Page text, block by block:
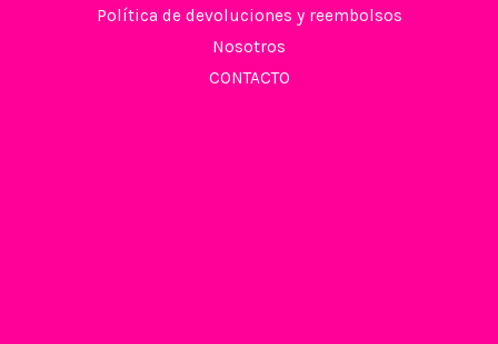
Política de devoluciones y reembolsos
Nosotros
CONTACTO